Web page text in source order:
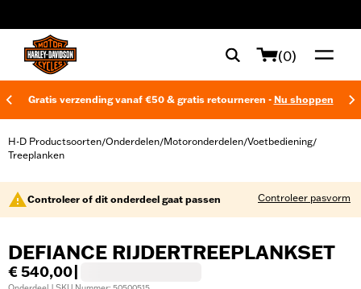
(0)
Gratis verzending vanaf €50 & gratis retourneren - Nu shoppen
H-D Productsoorten/Onderdelen/Motoronderdelen/Voetbediening/
Treeplanken
Controleer of dit onderdeel gaat passen Controleer pasvorm
DEFIANCE RIJDERTREEPLANKSET
€ 540,00